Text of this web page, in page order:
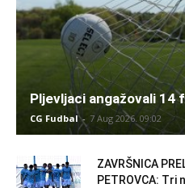
Pljevljaci angažovali 14
CG Fudbal - 7 Aug 2026. 09:02
ZAVRŠNICA
PETROVCA: